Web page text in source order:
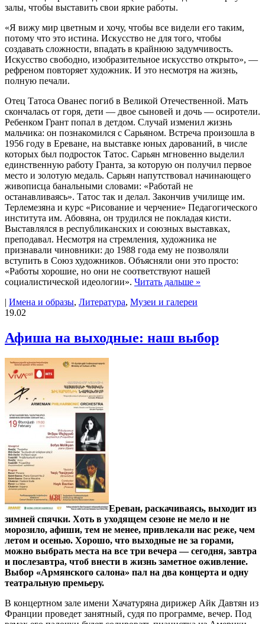
залы, чтобы выставить свои яркие работы.
«Я вижу мир цветным и хочу, чтобы все видели его таким,
потому что это истина. Искусство не для того, чтобы
создавать сложности, впадать в крайнюю задумчивость.
Искусство свободно, изобразительное искусство открыто», —
рефреном повторяет художник. И это несмотря на жизнь,
полную печали.
Отец Татоса Ованес погиб в Великой Отечественной. Мать
скончалась от горя, дети — двое сыновей и дочь — осиротели.
Ребенком Грант попал в детдом. Случай изменил жизнь
мальчика: он познакомился с Сарьяном. Встреча произошла в
1956 году в Ереване, на выставке юных дарований, в числе
которых был подросток Татос. Сарьян мгновенно выделил
единственную работу Гранта, за которую он получил первое
место и золотую медаль. Сарьян напутствовал начинающего
живописца банальными словами: «Работай не
останавливаясь». Татос так и делал. Закончив училище им.
Терлемезяна и курс «Рисование и черчение» Педагогического
института им. Абовяна, он трудился не покладая кисти.
Выставлялся в республиканских и союзных выставках,
преподавал. Несмотря на стремления, художника не
признавали чиновники: до 1988 года ему не позволяли
вступить в Союз художников. Объясняли они это просто:
«Работы хорошие, но они не соответствуют нашей
социалистической идеологии». Читать дальше »
| Имена и образы, Литература, Музеи и галереи
19.02
Афиша на выходные: наш выбор
Ереван, раскачиваясь, выходит из
зимней спячки. Хоть в уходящем сезоне не мело и не
морозило, афиши, тем не менее, привлекали нас реже, чем
летом и осенью. Хорошо, что выходные не за горами,
можно выбрать места на все три вечера — сегодня, завтра
и послезавтра, чтоб внести в жизнь заметное оживление.
Выбор «Армянского салона» пал на два концерта и одну
театральную премьеру.
В концертном зале имени Хачатуряна дирижер Айк Давтян из
Франции проведет занятный, судя по программе, вечер. Под